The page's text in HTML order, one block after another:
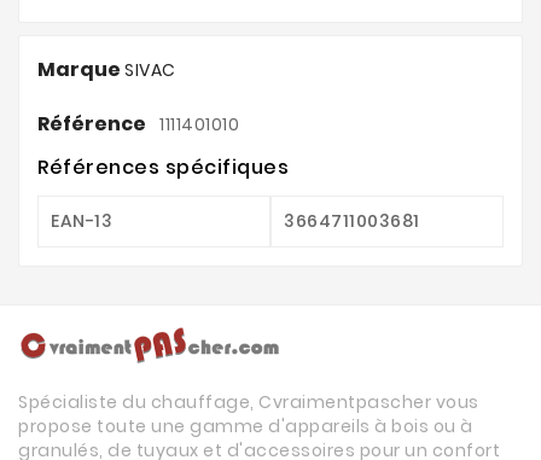
Marque SIVAC
Référence 1111401010
Références spécifiques
EAN-13 3664711003681
Spécialiste du chauffage, Cvraimentpascher vous
propose toute une gamme d'appareils à bois ou à
granulés, de tuyaux et d'accessoires pour un confort